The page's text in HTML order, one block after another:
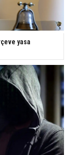
yasa